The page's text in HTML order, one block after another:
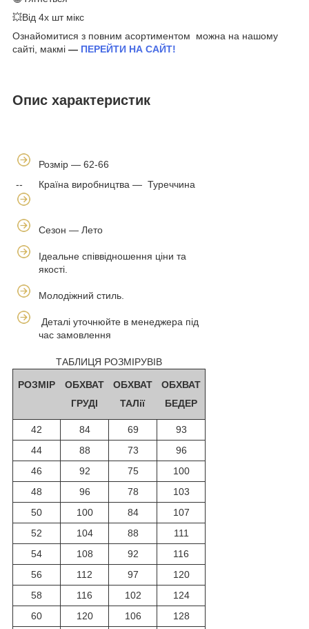
💥Від 4х шт мікс
Ознайомитися з повним асортиментом можна на нашому
сайті, макмі — ПЕРЕЙТИ НА САЙТ!
Опис характеристик
Розмір — 62-66
--
Країна виробництва — Туреччина
Сезон — Лето
Ідеальне співвідношення ціни та
якості.
Молодіжний стиль.
Деталі уточнюйте в менеджера під
час замовлення
ТАБЛИЦЯ РОЗМІРУВІВ
РОЗМІР
ОБХВАТ
ГРУДІ
ОБХВАТ
ТАЛії
ОБХВАТ
БЕДЕР
42 84 69
93
44
88 73
96
46
92 75
100
48
96 78
103
50
100 84
107
52
104 88
111
54
108 92
116
56
112 97
120
58
116 102
124
60
120 106 128